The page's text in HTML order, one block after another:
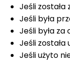
Jeśli
Jeśli była
Jeśli była za
Jeśli
Jeśli użyto